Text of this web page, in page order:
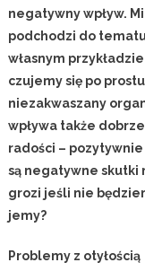
negatywny wpływ.
podchodzi do
własnym
czujemy się po
niezakwaszany
wpływa także
radości –
są negatywne skutki
grozi jeśli nie
jemy?
Problemy z otyłością